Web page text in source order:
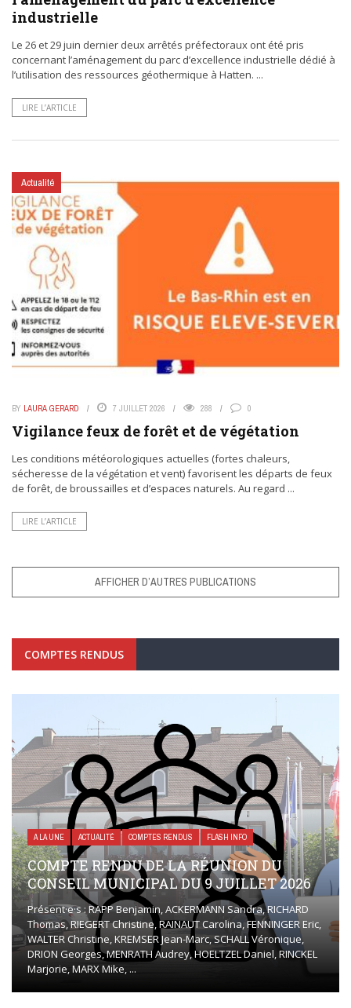
industrielle
Le 26 et 29 juin dernier deux arrêtés préfectoraux ont été pris
concernant l’aménagement du parc d’excellence industrielle dédié à
l’utilisation des ressources géothermique à Hatten. ...
LIRE L’ARTICLE
Actualité
BY LAURA GERARD 7 JUILLET 2026 288 0
Vigilance feux de forêt et de végétation
Les conditions météorologiques actuelles (fortes chaleurs,
sécheresse de la végétation et vent) favorisent les départs de feux
de forêt, de broussailles et d’espaces naturels. Au regard ...
LIRE L’ARTICLE
AFFICHER D’AUTRES PUBLICATIONS
COMPTES RENDUS
A LA UNE ACTUALITÉ COMPTES RENDUS FLASH INFO
COMPTE RENDU DE LA RÉUNION DU
CONSEIL MUNICIPAL DU 9 JUILLET 2026
Présent·e·s : RAPP Benjamin, ACKERMANN Sandra, RICHARD
Thomas, RIEGERT Christine, RAINAUT Carolina, FENNINGER Eric,
WALTER Christine, KREMSER Jean-Marc, SCHALL Véronique,
DRION Georges, MENRATH Audrey, HOELTZEL Daniel, RINCKEL
Marjorie, MARX Mike, ...